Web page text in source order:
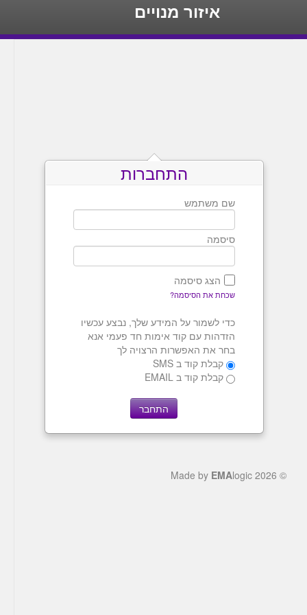
איזור מנויים
התחברות
שם משתמש
סיסמה
הצג סיסמה
שכחת את הסיסמה?
כדי לשמור על המידע שלך, נבצע עכשיו
הזדהות עם קוד אימות חד פעמי אנא
בחר את האפשרות הרצויה לך
קבלת קוד ב SMS
קבלת קוד ב EMAIL
© 2026 Made by
EMAlogic